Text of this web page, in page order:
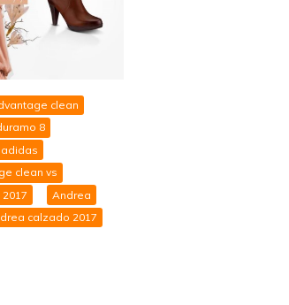
clean
8
clean vs
Andrea
calzado 2017